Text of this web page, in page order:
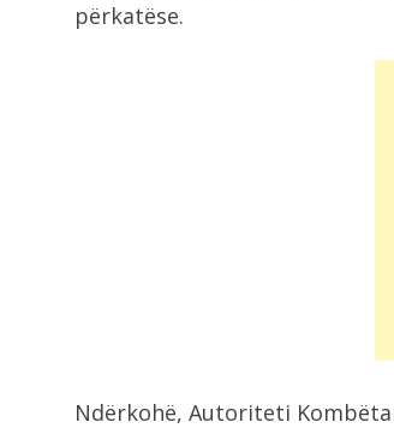
përkatëse.
Ndërkohë, Autoriteti